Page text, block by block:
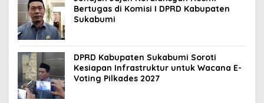
Bertugas di Komisi I DPRD Kabupaten
Sukabumi
DPRD Kabupaten Sukabumi Soroti
Kesiapan Infrastruktur untuk Wacana E-
Voting Pilkades 2027